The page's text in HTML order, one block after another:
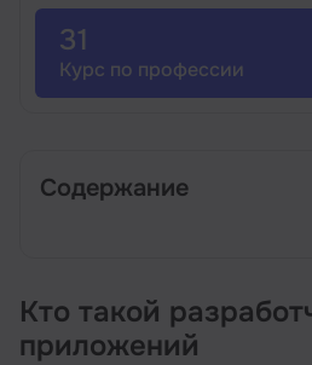
31
Курс по профессии
Содержание
Кто такой разработчик
приложений
Кто такой
приложений